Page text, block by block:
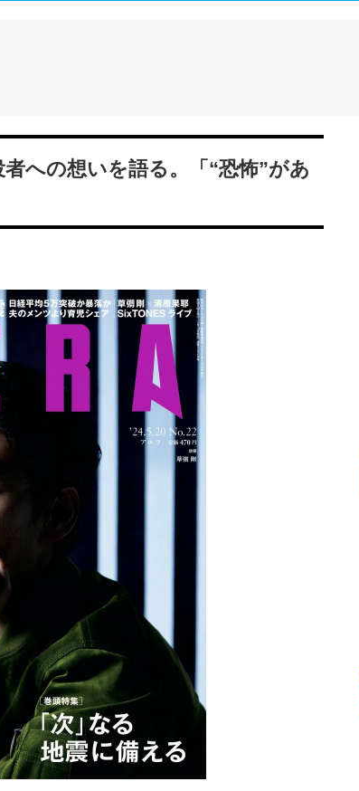
への想いを語る。「“恐怖”があ